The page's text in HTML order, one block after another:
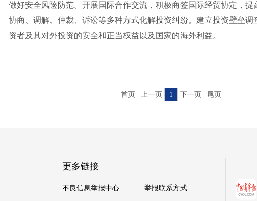
做好安全风险防范。开展国际合作交流，积极商签国际经贸协定，提
协商、调解、仲裁、诉讼等多种方式化解投资纠纷。建立投资壁垒调
资者及其对外投资的安全和正当权益以及国家的海外利益。
首页 | 上一页 1 下一页 | 尾页
更多链接
不良信息举报中心 举报联系方式